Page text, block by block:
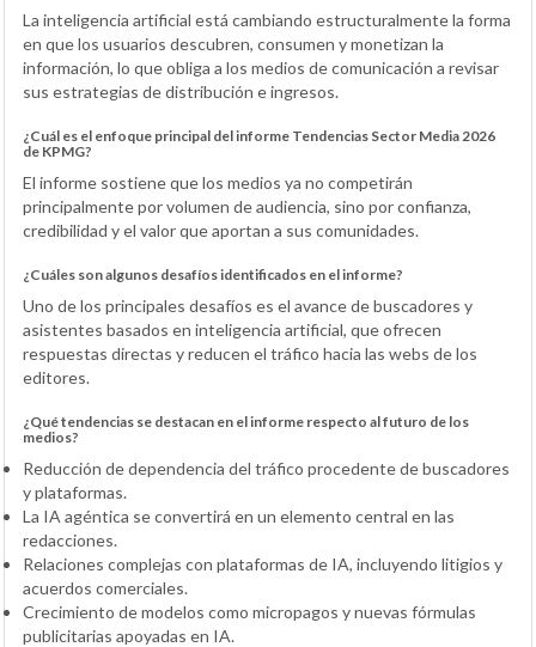
La inteligencia artificial está cambiando estructuralmente la forma
en que los usuarios descubren, consumen y monetizan la
información, lo que obliga a los medios de comunicación a revisar
sus estrategias de distribución e ingresos.
¿Cuál es el enfoque principal del informe Tendencias Sector Media 2026
de KPMG?
El informe sostiene que los medios ya no competirán
principalmente por volumen de audiencia, sino por confianza,
credibilidad y el valor que aportan a sus comunidades.
¿Cuáles son algunos desafíos identificados en el informe?
Uno de los principales desafíos es el avance de buscadores y
asistentes basados en inteligencia artificial, que ofrecen
respuestas directas y reducen el tráfico hacia las webs de los
editores.
¿Qué tendencias se destacan en el informe respecto al futuro de los
medios?
Reducción de dependencia del tráfico procedente de buscadores
y plataformas.
La IA agéntica se convertirá en un elemento central en las
redacciones.
Relaciones complejas con plataformas de IA, incluyendo litigios y
acuerdos comerciales.
Crecimiento de modelos como micropagos y nuevas fórmulas
publicitarias apoyadas en IA.